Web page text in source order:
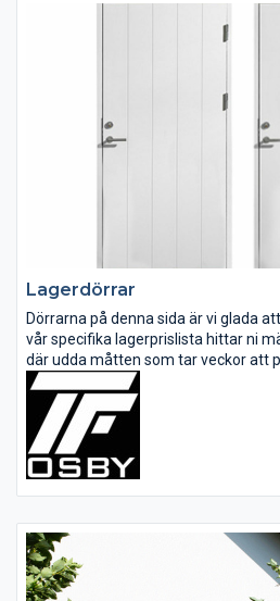
Lagerdörrar
Dörrarna på denna sida är vi glada
vår specifika lagerprislista hittar ni
där udda måtten som tar veckor att
färdigpackade för leverans.